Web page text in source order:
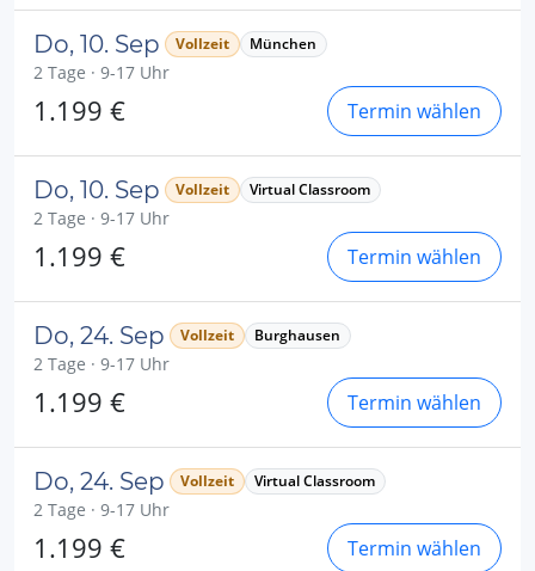
Do, 10. Sep Vollzeit München
2 Tage · 9-17 Uhr
1.199 € Termin wählen
Do, 10. Sep Vollzeit Virtual Classroom
2 Tage · 9-17 Uhr
1.199 € Termin wählen
Do, 24. Sep Vollzeit Burghausen
2 Tage · 9-17 Uhr
1.199 € Termin wählen
Do, 24. Sep Vollzeit Virtual Classroom
2 Tage · 9-17 Uhr
1.199 € Termin wählen